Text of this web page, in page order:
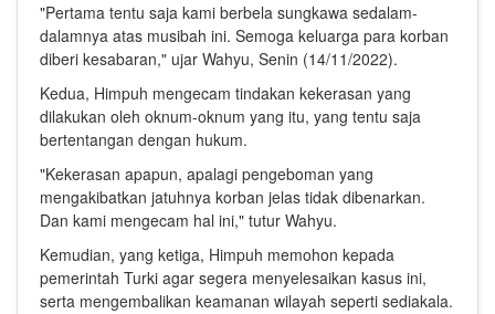
"Pertama tentu saja kami berbela sungkawa sedalam-
dalamnya atas musibah ini. Semoga keluarga para korban
diberi kesabaran," ujar Wahyu, Senin (14/11/2022).
Kedua, Himpuh mengecam tindakan kekerasan yang
dilakukan oleh oknum-oknum yang itu, yang tentu saja
bertentangan dengan hukum.
"Kekerasan apapun, apalagi pengeboman yang
mengakibatkan jatuhnya korban jelas tidak dibenarkan.
Dan kami mengecam hal ini," tutur Wahyu.
Kemudian, yang ketiga, Himpuh memohon kepada
pemerintah Turki agar segera menyelesaikan kasus ini,
serta mengembalikan keamanan wilayah seperti sediakala.